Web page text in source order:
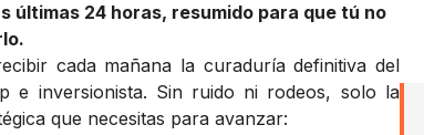
últimas 24 horas, resumido para que tú no
cada mañana la curaduría definitiva del
e inversionista. Sin ruido ni rodeos, solo la
que necesitas para avanzar: